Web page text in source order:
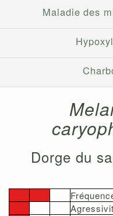
Maladie des
Dorge du